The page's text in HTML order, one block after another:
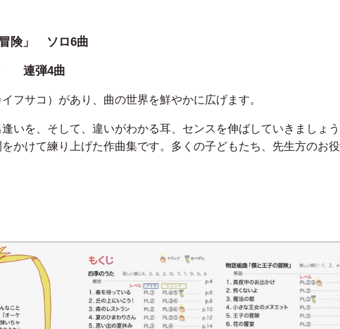
険」 ソロ6曲
連弾4曲
フサコ）があり、曲の世界を鮮やかに広げます。
いを、そして、違いがわかる耳、センスを伸ばしていきましょ
かけて練り上げた作曲集です。多くの子どもたち、先生方のお